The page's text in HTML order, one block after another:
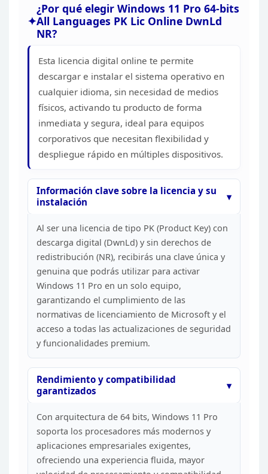
¿Por qué elegir Windows 11 Pro 64-bits
All Languages PK Lic Online DwnLd
NR?
Esta licencia digital online te permite
descargar e instalar el sistema operativo en
cualquier idioma, sin necesidad de medios
físicos, activando tu producto de forma
inmediata y segura, ideal para equipos
corporativos que necesitan flexibilidad y
despliegue rápido en múltiples dispositivos.
Información clave sobre la licencia y su
instalación
Al ser una licencia de tipo PK (Product Key) con
descarga digital (DwnLd) y sin derechos de
redistribución (NR), recibirás una clave única y
genuina que podrás utilizar para activar
Windows 11 Pro en un solo equipo,
garantizando el cumplimiento de las
normativas de licenciamiento de Microsoft y el
acceso a todas las actualizaciones de seguridad
y funcionalidades premium.
Rendimiento y compatibilidad
garantizados
Con arquitectura de 64 bits, Windows 11 Pro
soporta los procesadores más modernos y
aplicaciones empresariales exigentes,
ofreciendo una experiencia fluida, mayor